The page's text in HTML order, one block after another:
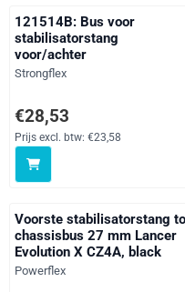
121514B: Bus voor
stabilisatorstang
voor/achter
Merk:
Strongflex
Prijs: 28,53, exclusief btw:
€28,53
Prijs excl. btw: €23,58
Voorste stabilisatorstang
chassisbus 27 mm Lancer
Evolution X CZ4A, black
Merk:
Powerflex